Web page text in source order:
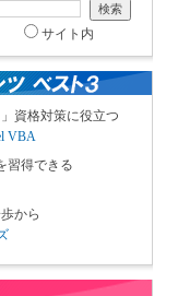
サイト内
資格対策に役立つ
VBA
習得できる
から